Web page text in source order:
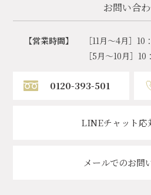
お問い合
【営業時間】
［11月～4月］
［5月～10月］
0120-393-501
LINEチャット応
メールでのお問